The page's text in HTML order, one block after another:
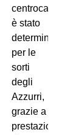
centrocampista
è stato
determinante
per le
sorti
degli
Azzurri,
grazie a
prestazioni